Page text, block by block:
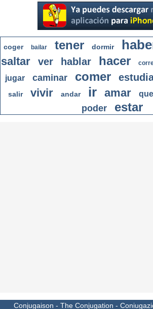
coger bailar tener dormir
saltar
ver hablar hacer
jugar caminar comer
salir vivir andar ir amar
poder estar
Conjugaison - The Conjugation -